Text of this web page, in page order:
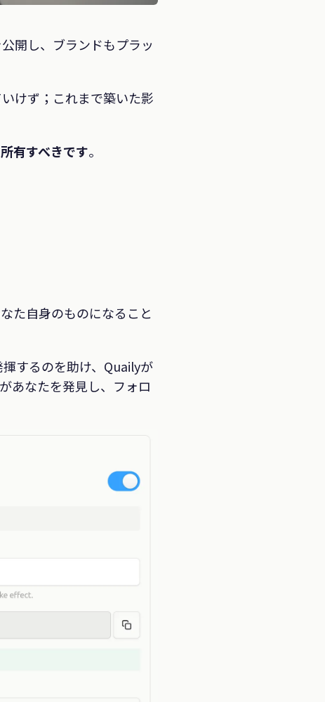
開し、ブランドもプラッ
けず；これまで築いた影
有すべきです。
た自身のものになること
するのを助け、Quailyが
あなたを発見し、フォロ